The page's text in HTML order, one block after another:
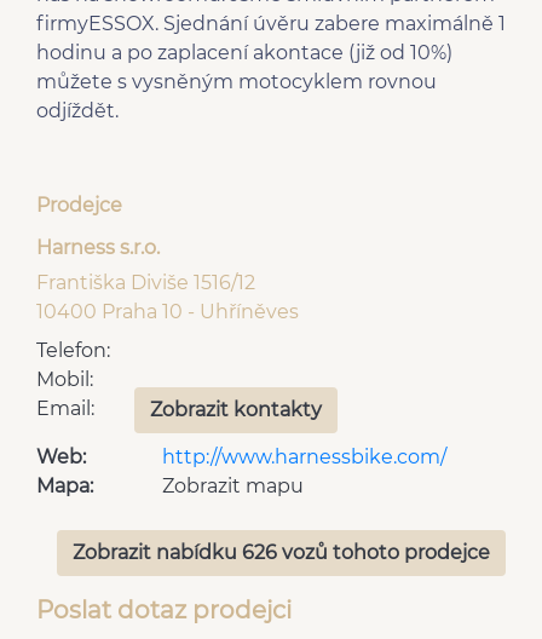
firmyESSOX. Sjednání úvěru zabere maximálně 1
hodinu a po zaplacení akontace (již od 10%)
můžete s vysněným motocyklem rovnou
odjíždět.
Prodejce
Harness s.r.o.
Františka Diviše 1516/12
10400 Praha 10 - Uhříněves
Telefon:
Mobil:
Email:
Zobrazit kontakty
Web:
http://www.harnessbike.com/
Mapa:
Zobrazit mapu
Zobrazit nabídku 626 vozů tohoto prodejce
Poslat dotaz prodejci